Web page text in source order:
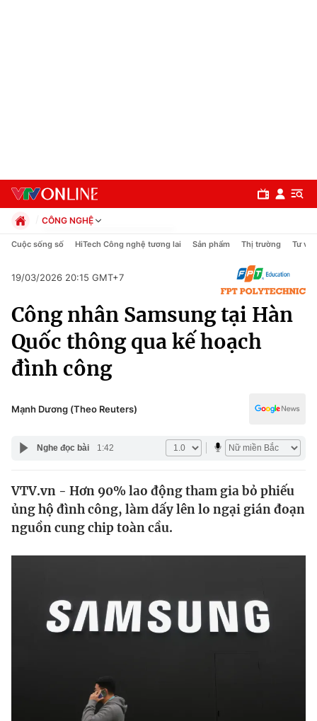
Chính trị
Xã hội
Pháp luật
Y tế
Thế giới
Tin tức
Kinh tế
Tài chính
Góc doanh nghiệp
Truyền hình
CÔNG NGHỆ
Chính trị
Pháp luật
Thể thao
Truyền hình
Văn hóa - Giải trí
Y tế
Công nghệ
Cuộc sống số HiTech Công nghệ tương lai Sản phẩm Thị trường Tư vấn
19/03/2026 20:15 GMT+7
Công nhân Samsung tại Hàn
Quốc thông qua kế hoạch
đình công
Mạnh Dương (Theo Reuters)
Nghe đọc bài 1:42
VTV.vn - Hơn 90% lao động tham gia bỏ phiếu
ủng hộ đình công, làm dấy lên lo ngại gián đoạn
nguồn cung chip toàn cầu.